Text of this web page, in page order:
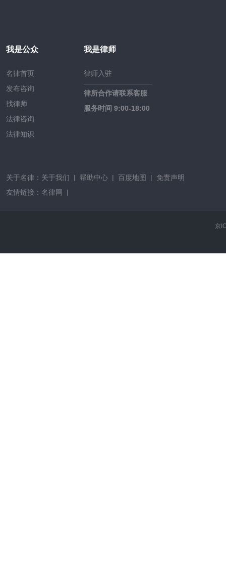
我是公众
名律首页
发布咨询
找律师
法律咨询
法律知识
我是律师
律师入驻
律所合作请联系客服
服务时间 9:00-18:00
关于名律： 关于我们 | 帮助中心 | 百度地图 |
免责声明
友情链接： 名律网 |
京